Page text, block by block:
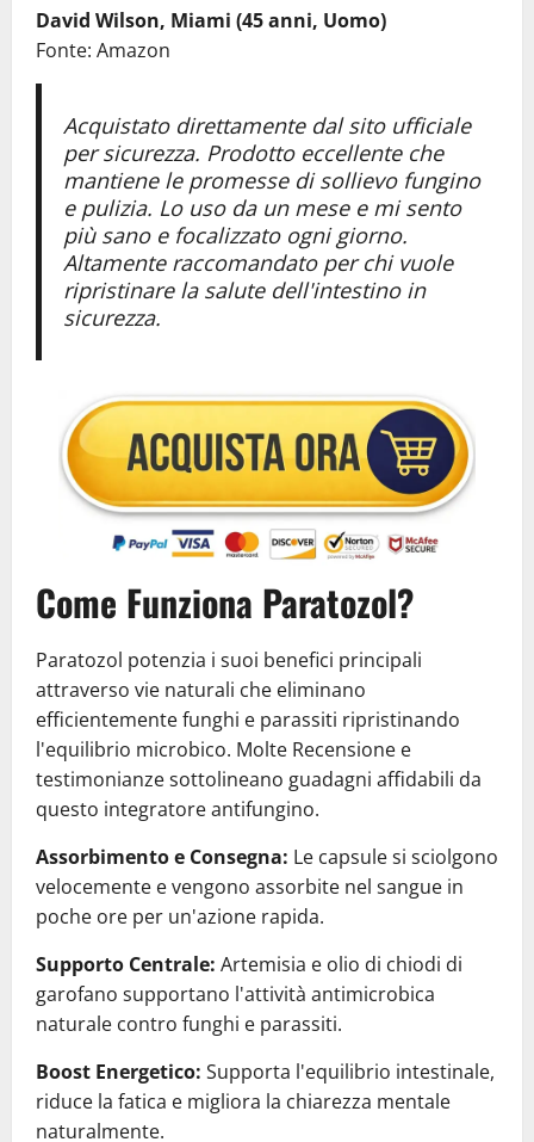
David Wilson, Miami (45 anni, Uomo)
Fonte: Amazon
Acquistato direttamente dal sito ufficiale
per sicurezza. Prodotto eccellente che
mantiene le promesse di sollievo fungino
e pulizia. Lo uso da un mese e mi sento
più sano e focalizzato ogni giorno.
Altamente raccomandato per chi vuole
ripristinare la salute dell'intestino in
sicurezza.
Come Funziona Paratozol?
Paratozol potenzia i suoi benefici principali
attraverso vie naturali che eliminano
efficientemente funghi e parassiti ripristinando
l'equilibrio microbico. Molte Recensione e
testimonianze sottolineano guadagni affidabili da
questo integratore antifungino.
Assorbimento e Consegna: Le capsule si sciolgono
velocemente e vengono assorbite nel sangue in
poche ore per un'azione rapida.
Supporto Centrale: Artemisia e olio di chiodi di
garofano supportano l'attività antimicrobica
naturale contro funghi e parassiti.
Boost Energetico: Supporta l'equilibrio intestinale,
riduce la fatica e migliora la chiarezza mentale
naturalmente.